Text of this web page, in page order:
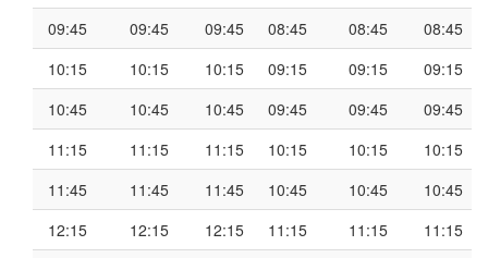
09:45
09:45 09:45 08:45 08:45
08:45
10:15
10:15 10:15 09:15 09:15
09:15
10:45
10:45 10:45 09:45 09:45
09:45
11:15
11:15 11:15 10:15 10:15
10:15
11:45
11:45 11:45 10:45 10:45
10:45
12:15
12:15 12:15 11:15 11:15
11:15